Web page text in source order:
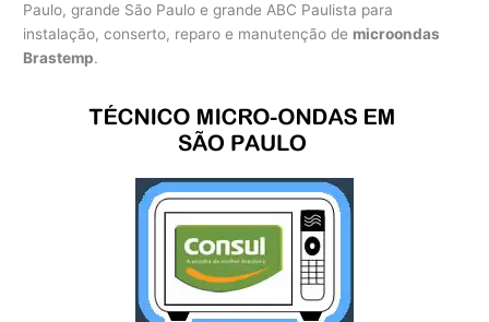
Paulo, grande São Paulo e grande ABC Paulista para
instalação, conserto, reparo e manutenção de microondas
Brastemp.